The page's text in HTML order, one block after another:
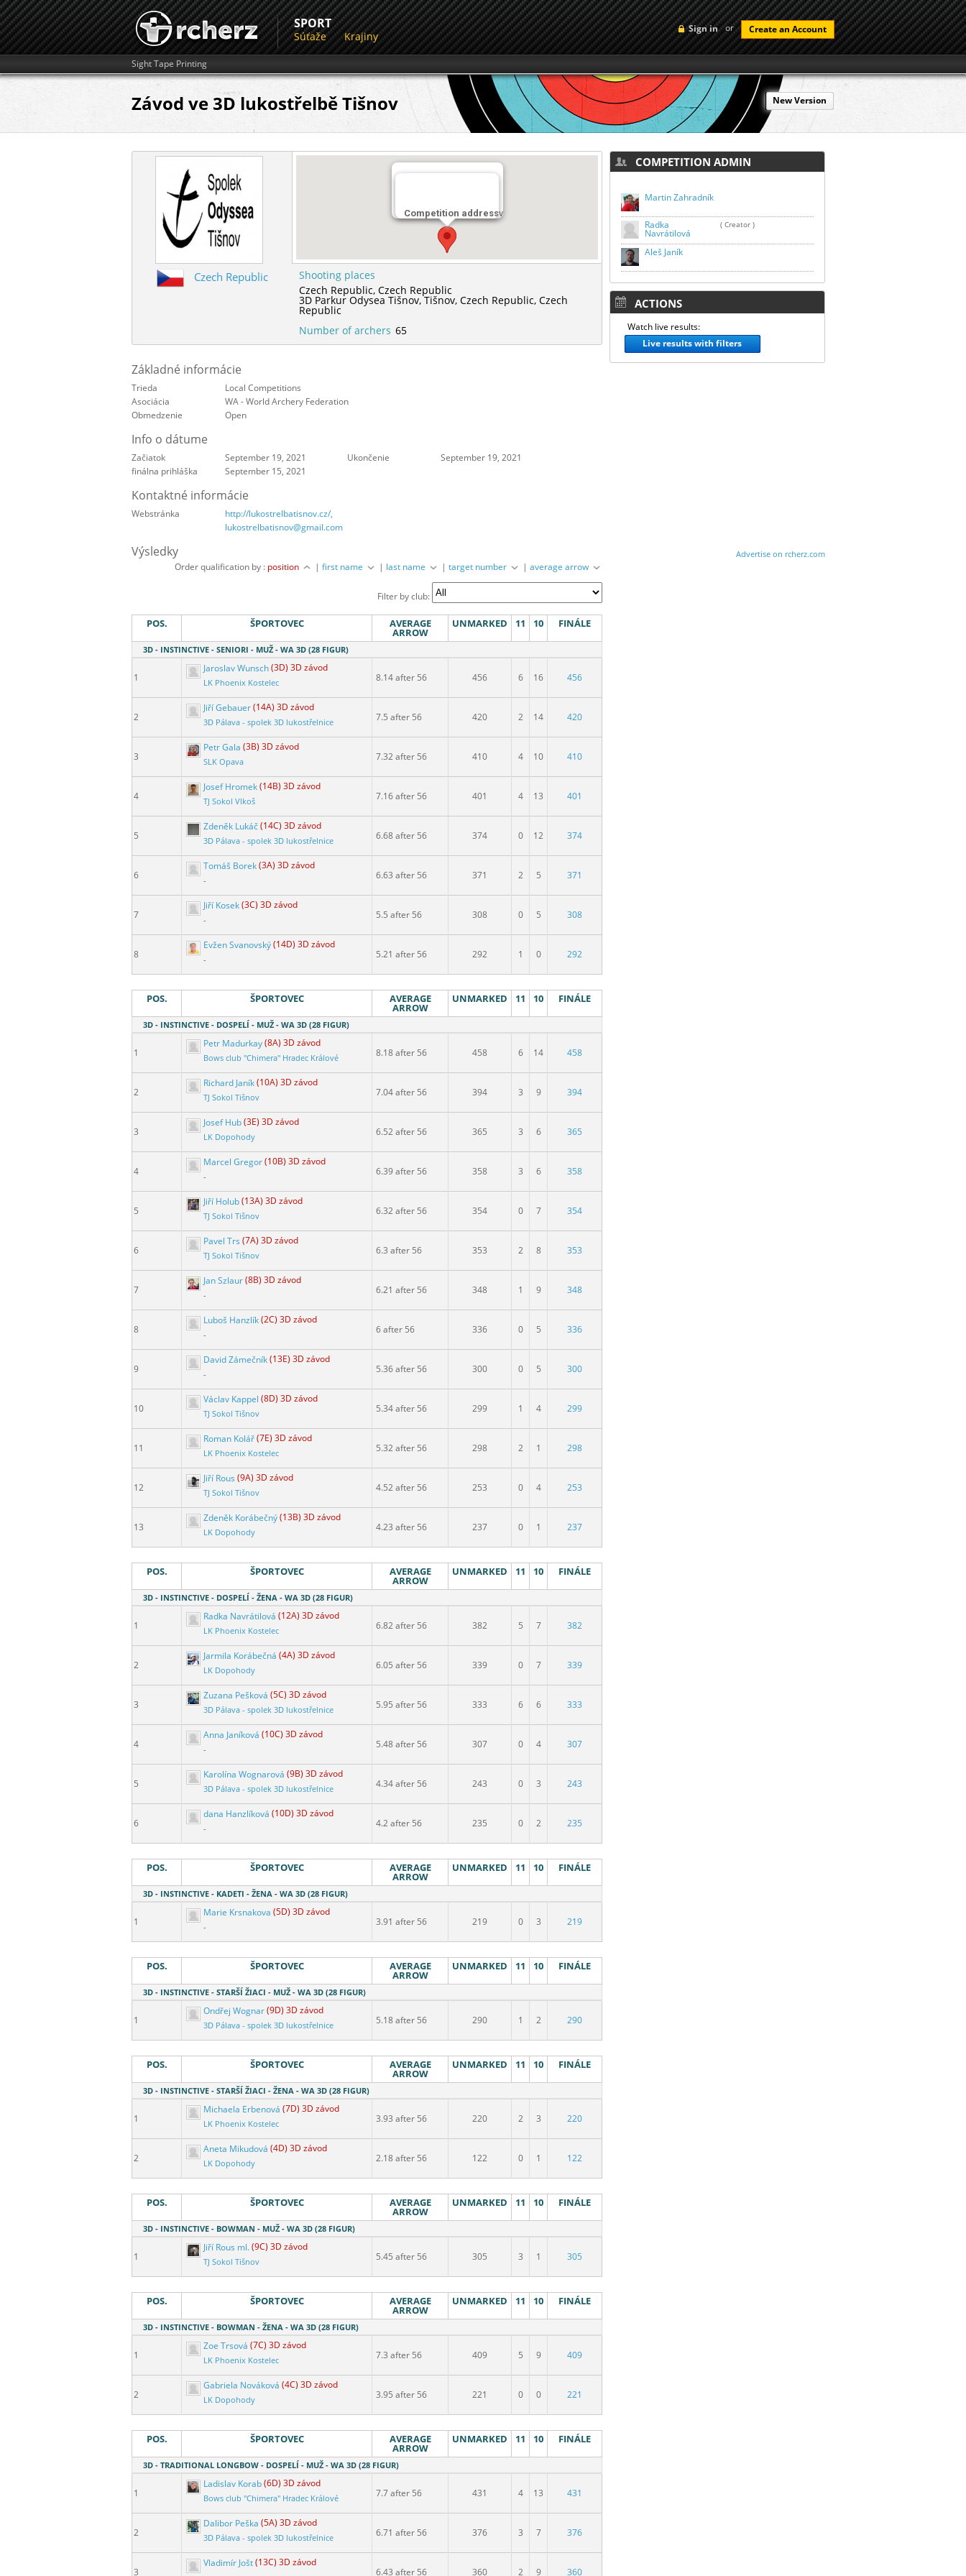
Sign in or Create an Account
SPORT
Súťaže Krajiny
Sight Tape Printing
Závod ve 3D lukostřelbě Tišnov New Version
Competition address
3D Parkur Odysea Tišnov
Czech Republic
Shooting places
Czech Republic,Czech Republic
3D Parkur Odysea Tišnov,Tišnov,Czech Republic,Czech
Republic
Number of archers 65
Základné informácie
Trieda
Local Competitions
Asociácia
WA - World Archery Federation
Obmedzenie
Open
Info o dátume
Začiatok September 19, 2021 Ukončenie
September 19, 2021
finálna prihláška
September 15, 2021
Kontaktné informácie
Webstránka
http://lukostrelbatisnov.cz/,
lukostrelbatisnov@gmail.com
Výsledky
Order qualification by : position |first name | last name |target number |average arrow
Filter by club:
POS. ŠPORTOVEC AVERAGE
ARROW
UNMARKED 11 10 FINÁLE
3D - INSTINCTIVE - SENIORI - MUŽ - WA 3D (28 FIGUR)
1
Jaroslav Wunsch(3D) 3D závod
LK Phoenix Kostelec 8.14 after 56 456 6 16 456
2
Jiří Gebauer(14A) 3D závod
3D Pálava - spolek 3D lukostřelnice 7.5 after 56 420 2 14 420
3
Petr Gala (3B) 3D závod
SLK Opava 7.32 after 56 410 4 10 410
4
Josef Hromek(14B) 3D závod
TJ Sokol Vlkoš 7.16 after 56 401 4 13 401
5
Zdeněk Lukáč(14C) 3D závod
3D Pálava - spolek 3D lukostřelnice 6.68 after 56 374 0 12 374
6
Tomáš Borek(3A) 3D závod
- 6.63 after 56 371 2 5 371
7
Jiří Kosek(3C) 3D závod
- 5.5 after 56 308 0 5 308
8
Evžen Svanovský(14D) 3D závod
- 5.21 after 56 292 1 0 292
POS. ŠPORTOVEC AVERAGE
ARROW
UNMARKED 11 10 FINÁLE
3D - INSTINCTIVE - DOSPELÍ - MUŽ - WA 3D (28 FIGUR)
1
Petr Madurkay(8A) 3D závod
Bows club "Chimera" Hradec Králové 8.18 after 56 458 6 14 458
2
Richard Janík(10A) 3D závod
TJ Sokol Tišnov 7.04 after 56 394 3 9 394
3
Josef Hub(3E) 3D závod
LK Dopohody 6.52 after 56 365 3 6 365
4
Marcel Gregor(10B) 3D závod
- 6.39 after 56 358 3 6 358
5
Jiří Holub(13A) 3D závod
TJ Sokol Tišnov 6.32 after 56 354 0 7 354
6
Pavel Trs (7A) 3D závod
TJ Sokol Tišnov 6.3 after 56 353 2 8 353
7
Jan Szlaur(8B) 3D závod
- 6.21 after 56 348 1 9 348
8
Luboš Hanzlík(2C) 3D závod
- 6 after 56 336 0 5 336
9
David Zámečník(13E) 3D závod
- 5.36 after 56 300 0 5 300
10
Václav Kappel (8D) 3D závod
TJ Sokol Tišnov 5.34 after 56 299 1 4 299
11
Roman Kolář(7E) 3D závod
LK Phoenix Kostelec 5.32 after 56 298 2 1 298
12
Jiří Rous (9A) 3D závod
TJ Sokol Tišnov 4.52 after 56 253 0 4 253
13
Zdeněk Korábečný(13B) 3D závod
LK Dopohody 4.23 after 56 237 0 1 237
POS. ŠPORTOVEC AVERAGE
ARROW
UNMARKED 11 10 FINÁLE
3D - INSTINCTIVE - DOSPELÍ - ŽENA - WA 3D (28 FIGUR)
1
Radka Navrátilová (12A) 3D závod
LK Phoenix Kostelec 6.82 after 56 382 5 7 382
2
Jarmila Korábečná (4A) 3D závod
LK Dopohody 6.05 after 56 339 0 7 339
3
Zuzana Pešková (5C) 3D závod
3D Pálava - spolek 3D lukostřelnice 5.95 after 56 333 6 6 333
4
Anna Janíková (10C) 3D závod
- 5.48 after 56 307 0 4 307
5
Karolína Wognarová (9B) 3D závod
3D Pálava - spolek 3D lukostřelnice 4.34 after 56 243 0 3 243
6
dana Hanzlíková (10D) 3D závod
- 4.2 after 56 235 0 2 235
POS. ŠPORTOVEC AVERAGE
ARROW
UNMARKED 11 10 FINÁLE
3D - INSTINCTIVE - KADETI - ŽENA - WA 3D (28 FIGUR)
1
Marie Krsnakova (5D) 3D závod
- 3.91 after 56 219 0 3 219
POS. ŠPORTOVEC AVERAGE
ARROW
UNMARKED 11 10 FINÁLE
3D - INSTINCTIVE - STARŠÍ ŽIACI - MUŽ - WA 3D (28 FIGUR)
1
Ondřej Wognar(9D) 3D závod
3D Pálava - spolek 3D lukostřelnice 5.18 after 56 290 1 2 290
POS. ŠPORTOVEC AVERAGE
ARROW
UNMARKED 11 10 FINÁLE
3D - INSTINCTIVE - STARŠÍ ŽIACI - ŽENA - WA 3D (28 FIGUR)
1
Michaela Erbenová (7D) 3D závod
LK Phoenix Kostelec 3.93 after 56 220 2 3 220
2
Aneta Mikudová (4D) 3D závod
LK Dopohody 2.18 after 56 122 0 1 122
POS. ŠPORTOVEC AVERAGE
ARROW
UNMARKED 11 10 FINÁLE
3D - INSTINCTIVE - BOWMAN - MUŽ - WA 3D (28 FIGUR)
1
Jiří Rous ml.(9C) 3D závod
TJ Sokol Tišnov 5.45 after 56 305 3 1 305
POS. ŠPORTOVEC AVERAGE
ARROW
UNMARKED 11 10 FINÁLE
3D - INSTINCTIVE - BOWMAN - ŽENA - WA 3D (28 FIGUR)
1
Zoe Trsová (7C) 3D závod
LK Phoenix Kostelec 7.3 after 56 409 5 9 409
2
Gabriela Nováková (4C) 3D závod
LK Dopohody 3.95 after 56 221 0 0 221
POS. ŠPORTOVEC AVERAGE
ARROW
UNMARKED 11 10 FINÁLE
3D - TRADITIONAL LONGBOW - DOSPELÍ - MUŽ - WA 3D (28 FIGUR)
1
Ladislav Korab(6D) 3D závod
Bows club "Chimera" Hradec Králové 7.7 after 56 431 4 13 431
2
Dalibor Peška (5A) 3D závod
3D Pálava - spolek 3D lukostřelnice 6.71 after 56 376 3 7 376
3
Vladimír Jošt(13C) 3D závod
6.43 after 56 360 2 9 360
COMPETITION ADMIN
Martin Zahradník
Radka
Navrátilová
( Creator )
Aleš Janík
ACTIONS
Watch live results:
Live results with filters
Advertise on rcherz.com